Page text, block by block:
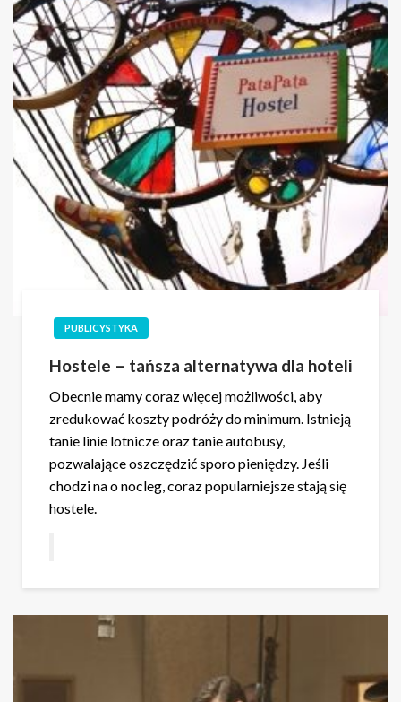
PUBLICYSTYKA
Hostele – tańsza alternatywa dla hoteli
Obecnie mamy coraz więcej możliwości, aby
zredukować koszty podróży do minimum. Istnieją
tanie linie lotnicze oraz tanie autobusy,
pozwalające oszczędzić sporo pieniędzy. Jeśli
chodzi na o nocleg, coraz popularniejsze stają się
hostele.